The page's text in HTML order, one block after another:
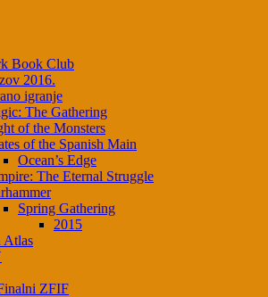
Book Club
2016.
igranje
The Gathering
of the Monsters
of the Spanish Main
Ocean’s Edge
The Eternal Struggle
Spring Gathering
2015
Atlas
ZFIF